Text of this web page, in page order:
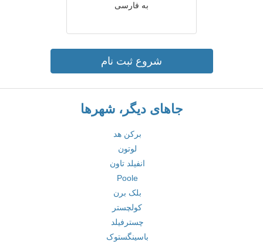
به فارسی
شروع ثبت نام
جاهای دیگر، شهرها
برکن هد
لوتون
انفیلد تاون
Poole
بلک برن
کولچستر
چسترفیلد
باسینگستوک